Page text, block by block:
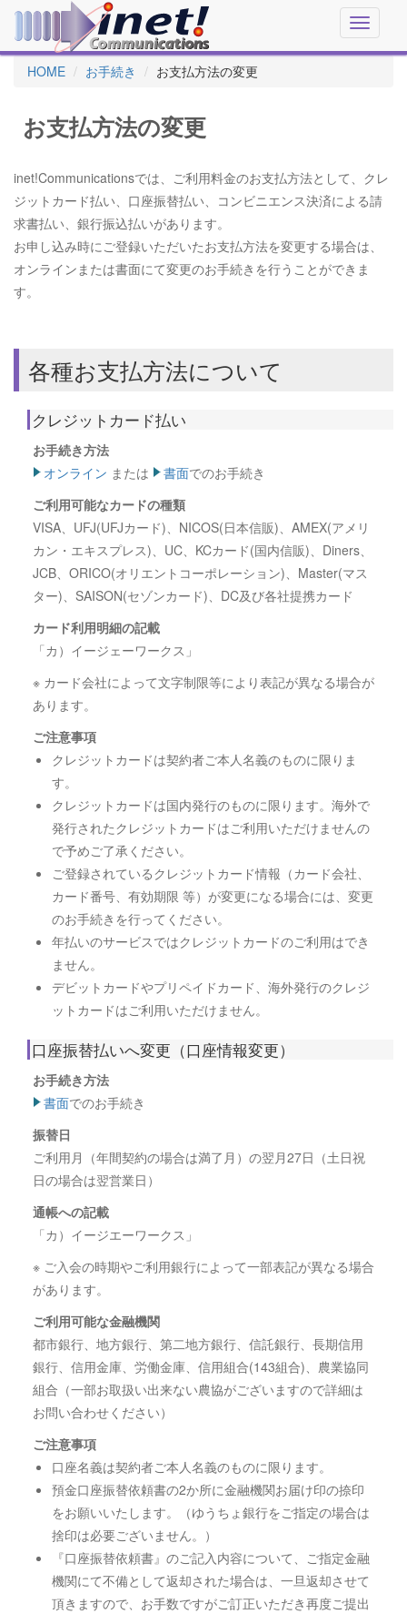
Toggle
HOME
お手続き お支払方法の変更
お支払方法の変更
inet!Communicationsでは、ご利用料金のお支払方法として、クレ
ジットカード払い、口座振替払い、コンビニエンス決済による請
求書払い、銀行振込払いがあります。
お申し込み時にご登録いただいたお支払方法を変更する場合は、
オンラインまたは書面にて変更のお手続きを行うことができま
す。
各種お支払方法について
クレジットカード払い
お手続き方法
オンライン または 書面でのお手続き
ご利用可能なカードの種類
VISA、UFJ(UFJカード)、NICOS(日本信販)、AMEX(アメリ
カン・エキスプレス)、UC、KCカード(国内信販)、Diners、
JCB、ORICO(オリエントコーポレーション)、Master(マス
ター)、SAISON(セゾンカード)、DC及び各社提携カード
カード利用明細の記載
「カ）イージェーワークス」
※ カード会社によって文字制限等により表記が異なる場合が
あります。
ご注意事項
クレジットカードは契約者ご本人名義のものに限りま
す。
クレジットカードは国内発行のものに限ります。海外で
発行されたクレジットカードはご利用いただけませんの
で予めご了承ください。
ご登録されているクレジットカード情報（カード会社、
カード番号、有効期限 等）が変更になる場合には、変更
のお手続きを行ってください。
年払いのサービスではクレジットカードのご利用はでき
ません。
デビットカードやプリペイドカード、海外発行のクレジ
ットカードはご利用いただけません。
口座振替払いへ変更（口座情報変更）
お手続き方法
書面でのお手続き
振替日
ご利用月（年間契約の場合は満了月）の翌月27日（土日祝
日の場合は翌営業日）
通帳への記載
「カ）イージエーワークス」
※ ご入会の時期やご利用銀行によって一部表記が異なる場合
があります。
ご利用可能な金融機関
都市銀行、地方銀行、第二地方銀行、信託銀行、長期信用
銀行、信用金庫、労働金庫、信用組合(143組合)、農業協同
組合（一部お取扱い出来ない農協がございますので詳細は
お問い合わせください）
ご注意事項
口座名義は契約者ご本人名義のものに限ります。
預金口座振替依頼書の2か所に金融機関お届け印の捺印
をお願いいたします。（ゆうちょ銀行をご指定の場合は
捨印は必要ございません。）
『口座振替依頼書』のご記入内容について、ご指定金融
機関にて不備として返却された場合は、一旦返却させて
頂きますので、お手数ですがご訂正いただき再度ご提出